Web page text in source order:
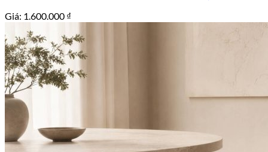
Giá: 1.600.000 ₫